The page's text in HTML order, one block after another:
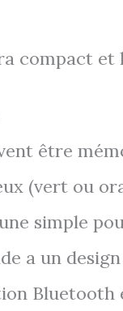
compact et
être
(vert ou
simple
a un
Bluetooth